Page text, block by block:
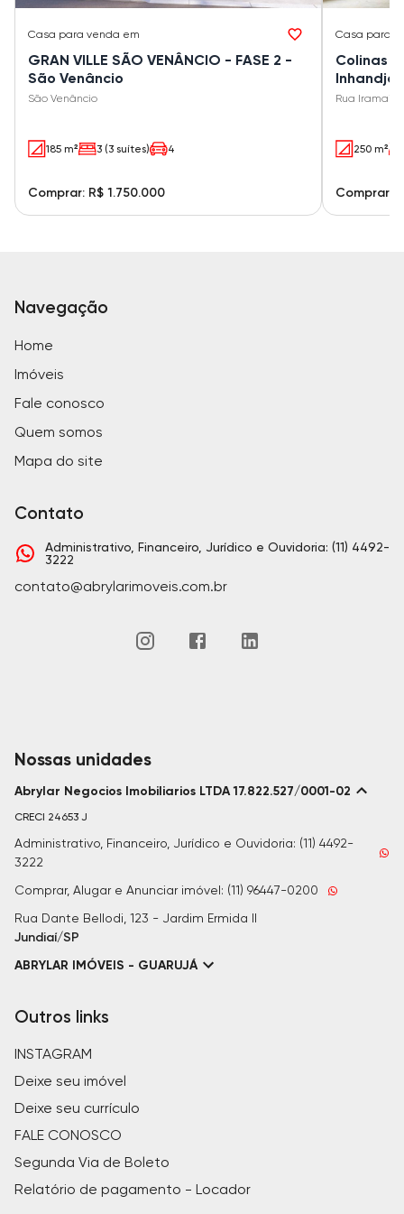
Casa para venda em
GRAN VILLE SÃO VENÂNCIO - FASE 2 -
São Venâncio
São Venâncio
185 m² 3 (3 suítes) 4
Comprar: R$ 1.750.000
Casa para
Colinas
Rua Iramaia
250 m²
Comprar:
Navegação
Home
Imóveis
Fale conosco
Quem somos
Mapa do site
Contato
Administrativo, Financeiro, Jurídico e Ouvidoria: (11) 4492-
3222
contato@abrylarimoveis.com.br
Nossas unidades
Abrylar Negocios Imobiliarios LTDA 17.822.527/0001-02
CRECI 24653 J
Administrativo, Financeiro, Jurídico e Ouvidoria: (11) 4492-
3222
Comprar, Alugar e Anunciar imóvel: (11) 96447-0200
Rua Dante Bellodi, 123 - Jardim Ermida II
Jundiaí/SP
ABRYLAR IMÓVEIS - GUARUJÁ
Outros links
INSTAGRAM
Deixe seu imóvel
Deixe seu currículo
FALE CONOSCO
Segunda Via de Boleto
Relatório de pagamento - Locador